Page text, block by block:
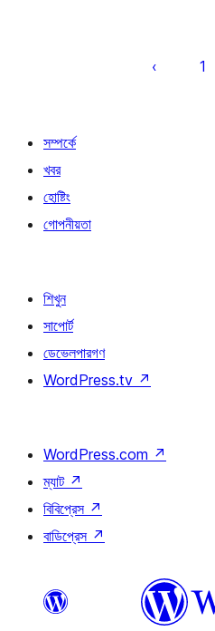
1
সম্পর্কে
খবর
হোষ্টিং
গোপনীয়তা
শিখুন
সাপোর্ট
ডেভেলপারগণ
WordPress.tv ↗
WordPress.com ↗
ম্যাট ↗
বিবিপ্রেস ↗
বাডিপ্রেস ↗